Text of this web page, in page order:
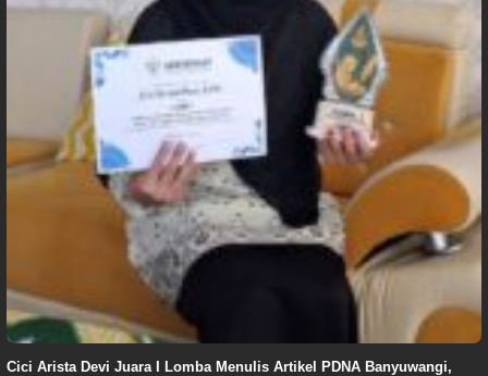
Cici Arista Devi Juara I Lomba Menulis Artikel PDNA Banyuwangi,